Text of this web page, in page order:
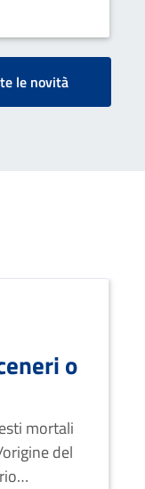
le novità
o
mortali
del